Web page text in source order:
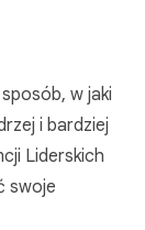
w jaki
i bardziej
Liderskich
swoje